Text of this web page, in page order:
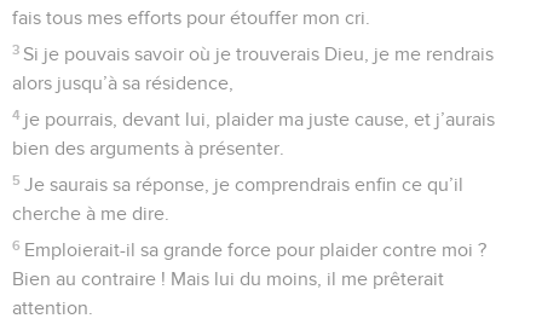
fais tous mes efforts pour étouffer mon cri.
3 Si je pouvais savoir où je trouverais Dieu, je me rendrais
alors jusqu’à sa résidence,
4 je pourrais, devant lui, plaider ma juste cause, et j’aurais
bien des arguments à présenter.
5 Je saurais sa réponse, je comprendrais enfin ce qu’il
cherche à me dire.
6 Emploierait-il sa grande force pour plaider contre moi ?
Bien au contraire ! Mais lui du moins, il me prêterait
attention.